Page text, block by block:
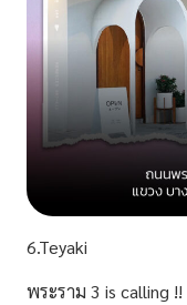
6.Teyaki
พระราม 3 is calling !!